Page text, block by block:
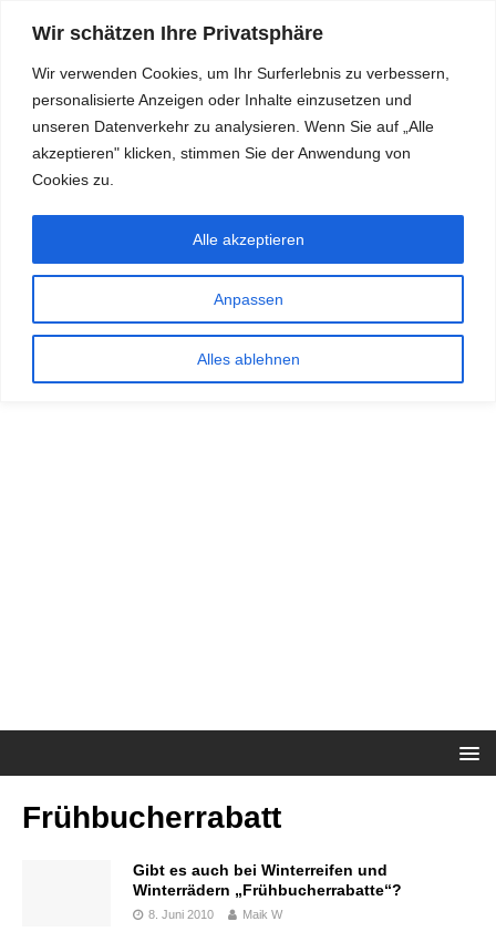
Wir schätzen Ihre Privatsphäre
Wir verwenden Cookies, um Ihr Surferlebnis zu verbessern,
personalisierte Anzeigen oder Inhalte einzusetzen und
unseren Datenverkehr zu analysieren. Wenn Sie auf „Alle
akzeptieren" klicken, stimmen Sie der Anwendung von
Cookies zu.
Anpassen
Alles ablehnen
Alle akzeptieren
RDKS.EXPERT
TESTS, EXPERTEN-TIPPS RUND UM DAS THEMA RDKS UND
Frühbucherrabatt
Gibt es auch bei Winterreifen und
Winterrädern „Frühbucherrabatte“?
8. Juni 2010 Maik W